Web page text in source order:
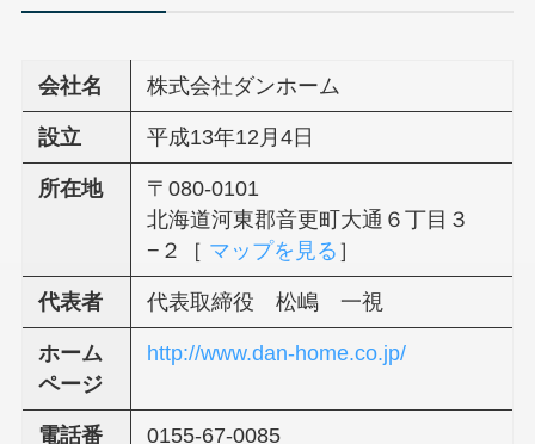
会社名 株式会社ダンホーム
設立 平成13年12月4日
所在地
〒080-0101
北海道河東郡音更町大通６丁目３
−２［ マップを見る ］
代表者 代表取締役 松嶋 一視
ホーム
ページ
http://www.dan-home.co.jp/
電話番
0155-67-0085